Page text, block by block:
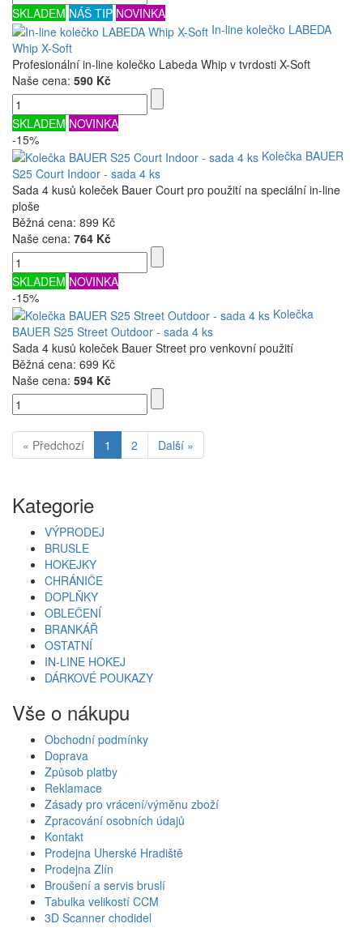
SKLADEM NÁŠ TIP NOVINKA
In-line kolečko LABEDA
Whip X-Soft
Profesionální in-line kolečko Labeda Whip v tvrdosti X-Soft
Naše cena: 590 Kč
SKLADEM NOVINKA
-15%
Kolečka BAUER
S25 Court Indoor - sada 4 ks
Sada 4 kusů koleček Bauer Court pro použití na speciální in-line
ploše
Běžná cena: 899 Kč
Naše cena: 764 Kč
SKLADEM NOVINKA
-15%
Kolečka
BAUER S25 Street Outdoor - sada 4 ks
Sada 4 kusů koleček Bauer Street pro venkovní použití
Běžná cena: 699 Kč
Naše cena: 594 Kč
« Předchozí 1 2 Další »
Kategorie
VÝPRODEJ
BRUSLE
HOKEJKY
CHRÁNIČE
DOPLŇKY
OBLEČENÍ
BRANKÁŘ
OSTATNÍ
IN-LINE HOKEJ
DÁRKOVÉ POUKAZY
Vše o nákupu
Obchodní podmínky
Doprava
Způsob platby
Reklamace
Zásady pro vrácení/výměnu zboží
Zpracování osobních údajů
Kontakt
Prodejna Uherské Hradiště
Prodejna Zlín
Broušení a servis bruslí
Tabulka velikostí CCM
3D Scanner chodidel